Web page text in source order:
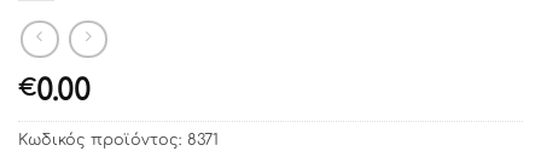
€0.00
Κωδικός προϊόντος: 8371